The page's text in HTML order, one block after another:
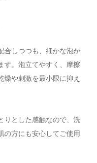
合しつつも、細かな泡が
す。泡立てやすく、摩擦
燥や刺激を最小限に抑え
りとした感触なので、洗
の方にも安心してご使用